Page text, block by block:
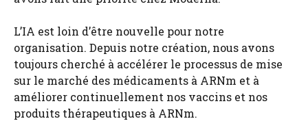
L’IA est loin d’être nouvelle pour notre
organisation. Depuis notre création, nous avons
toujours cherché à accélérer le processus de mise
sur le marché des médicaments à ARNm et à
améliorer continuellement nos vaccins et nos
produits thérapeutiques à ARNm.